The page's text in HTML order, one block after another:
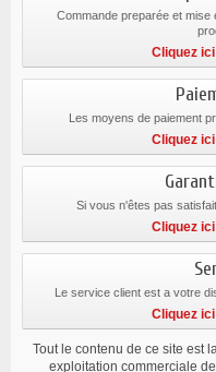
Commande preparée et
Cliquez
Les moyens de paiement
Cliquez
Si vous n'êtes pas
Cliquez
Le service client est a votre
Cliquez
Tout le contenu de ce site est
exploitation commerciale